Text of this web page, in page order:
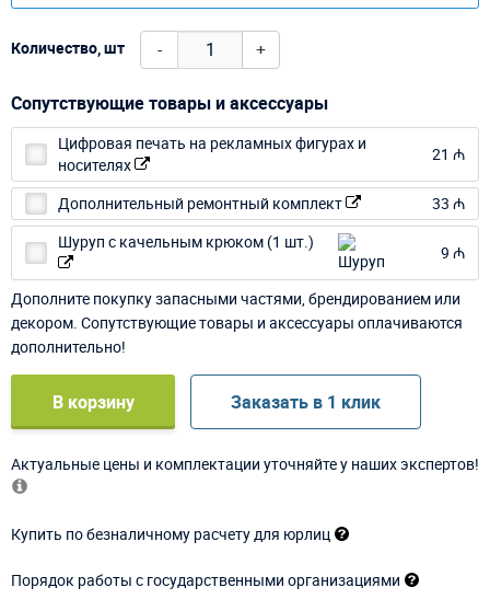
Количество, шт - +
Сопутствующие товары и аксессуары
Цифровая печать на рекламных фигурах и
носителях
21 ₼
Дополнительный ремонтный комплект
33 ₼
Шуруп с качельным крюком (1 шт.)
9 ₼
Дополните покупку запасными частями, брендированием или
декором. Сопутствующие товары и аксессуары оплачиваются
дополнительно!
В корзину Заказать в 1 клик
Актуальные цены и комплектации уточняйте у наших экспертов!
Купить по безналичному расчету для юрлиц
Порядок работы с государственными организациями